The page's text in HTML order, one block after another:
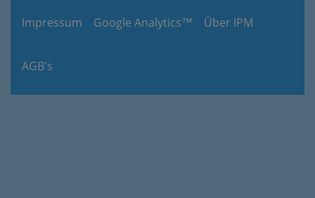
Impressum Google Analytics™ Über IPM
AGB's